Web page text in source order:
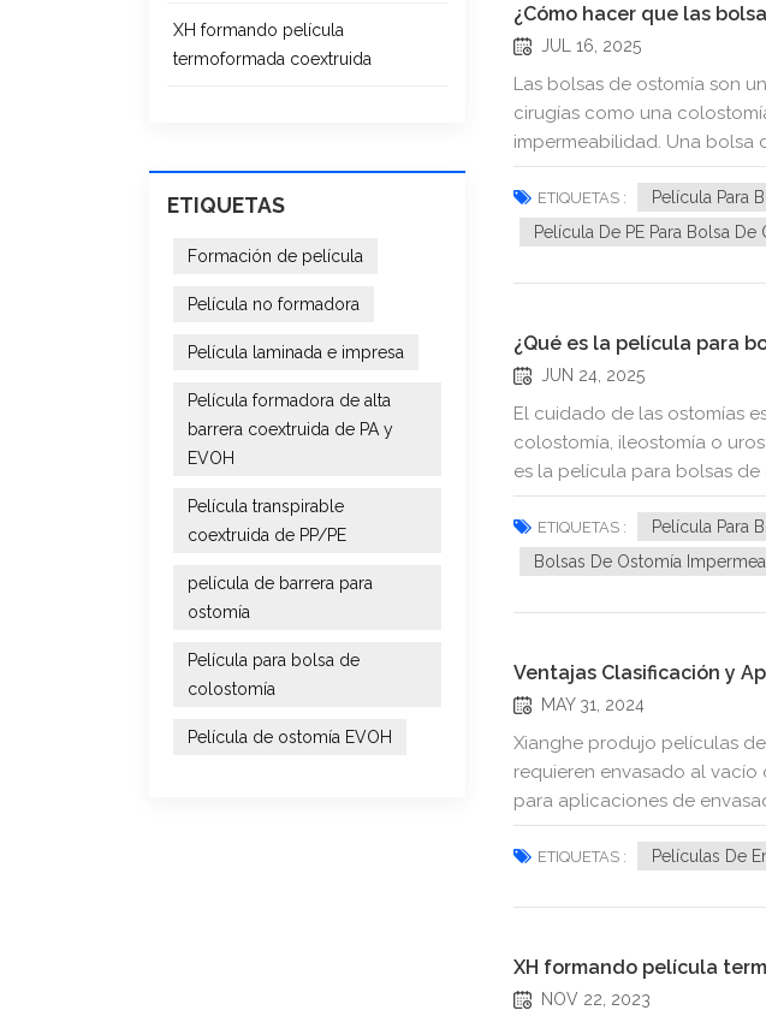
¿Cómo hacer que las
JUL 16, 2025
Las bolsas de ostomía son
cirugías como una
impermeabilidad. Una bolsa
ETIQUETAS : Película Para
Película De PE Para Bolsa De
¿Qué es la película para
JUN 24, 2025
El cuidado de las ostomías
colostomía, ileostomía o
es la película para bolsas de
ETIQUETAS : Película Para
Bolsas De Ostomía
Ventajas Clasificación y
MAY 31, 2024
Xianghe produjo películas
requieren envasado al vacío
para aplicaciones de
ETIQUETAS : Películas De
XH formando película
NOV 22, 2023
XH formando película
termoformada coextruida
ETIQUETAS
Formación de película
Película no formadora
Película laminada e impresa
Película formadora de alta
barrera coextruida de PA y
EVOH
Película transpirable
coextruida de PP/PE
película de barrera para
ostomía
Película para bolsa de
colostomía
Película de ostomía EVOH